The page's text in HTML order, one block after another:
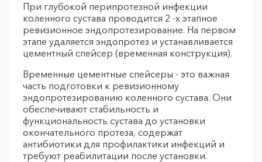
При глубокой перипротезной инфекции
коленного сустава проводится 2 -х этапное
ревизионное эндопротезирование. На первом
этапе удаляется эндопротез и устанавливается
цементный спейсер (временная конструкция).
Временные цементные спейсеры - это важная
часть подготовки к ревизионному
эндопротезированию коленного сустава. Они
обеспечивают стабильность и
функциональность сустава до установки
окончательного протеза, содержат
антибиотики для профилактики инфекций и
требуют реабилитации после установки.